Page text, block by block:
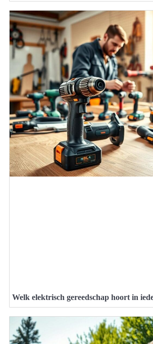
Welk elektrisch gereedschap hoort in